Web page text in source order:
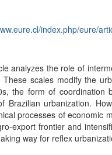
index.php/eure/
analyzes the role of
These scales modify the
the form of coordination
Brazilian urbanization.
processes of economic
export frontier and
way for reflex